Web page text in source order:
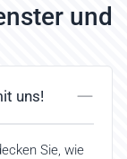
und
uns!
Sie, wie